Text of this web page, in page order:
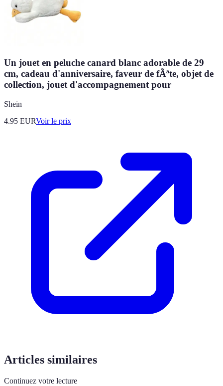
Un jouet en peluche canard blanc adorable de 29
cm, cadeau d'anniversaire, faveur de fÃªte, objet de
collection, jouet d'accompagnement pour
Shein
4.95 EURVoir le prix
Articles similaires
Continuez votre lecture